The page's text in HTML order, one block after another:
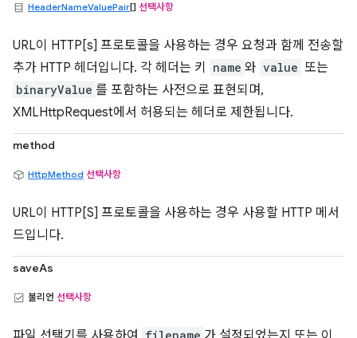
HeaderNameValuePair[] 선택사항
URL이 HTTP[s] 프로토콜을 사용하는 경우 요청과 함께 전송할
추가 HTTP 헤더입니다. 각 헤더는 키
name 와 value 또는
binaryValue 를 포함하는 사전으로 표현되며,
XMLHttpRequest에서 허용되는 헤더로 제한됩니다.
method
HttpMethod 선택사항
URL이 HTTP[S] 프로토콜을 사용하는 경우 사용할 HTTP 메서
드입니다.
saveAs
불리언 선택사항